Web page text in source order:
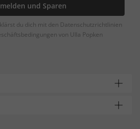
und Sparen
du dich mit den Datenschutzrichtlinien
von Ulla Popken